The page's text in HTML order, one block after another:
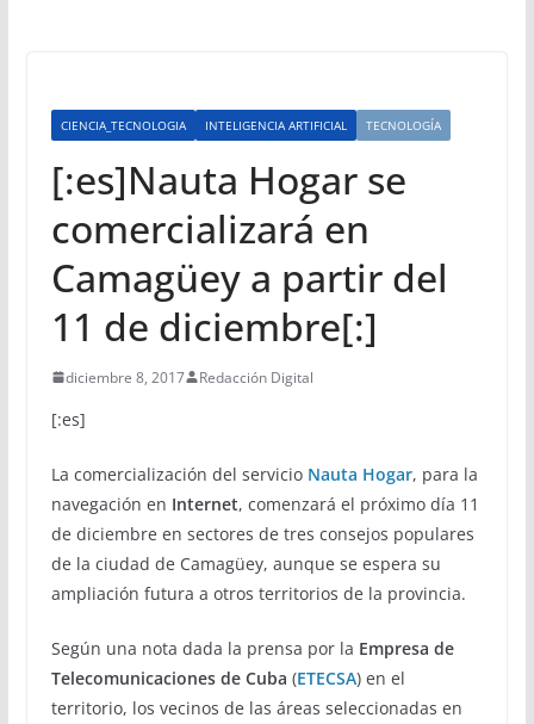
CIENCIA_TECNOLOGIA INTELIGENCIA ARTIFICIAL TECNOLOGÍA
[:es]Nauta Hogar se
comercializará en
Camagüey a partir del
11 de diciembre[:]
diciembre 8, 2017 Redacción Digital
[:es]
La comercialización del servicioNauta Hogar, para la
navegación en Internet, comenzará el próximo día 11
de diciembre en sectores de tres consejos populares
de la ciudad de Camagüey, aunque se espera su
ampliación futura a otros territorios de la provincia.
Según una nota dada la prensa por la Empresa de
Telecomunicaciones de Cuba (ETECSA) en el
territorio, los vecinos de las áreas seleccionadas en